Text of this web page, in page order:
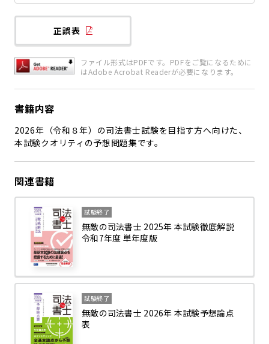
正誤表
ファイル形式はPDFです。PDFをご覧になるために
はAdobe Acrobat Readerが必要になります。
書籍内容
2026年（令和８年）の司法書士試験を目指す方へ向けた、
本試験クオリティの予想問題集です。
関連書籍
試験終了
無敵の司法書士 2025年 本試験徹底解説
令和7年度 単年度版
試験終了
無敵の司法書士 2026年 本試験予想論点
表